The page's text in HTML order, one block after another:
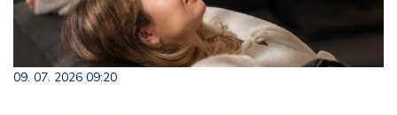
09. 07. 2026 09:20